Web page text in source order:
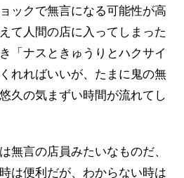
ックで無言になる可能性が高
て人間の店に入ってしまった
「ナスときゅうりとハクサイ
れればいいが、たまに鬼の無
久の気まずい時間が流れてし
無言の店員みたいなものだ、
は便利だが、わからない時は